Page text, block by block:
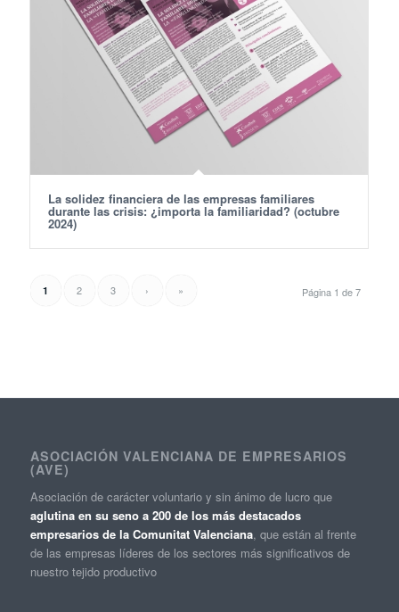
La solidez financiera de las empresas familiares
durante las crisis: ¿importa la familiaridad? (octubre
2024)
Página 1 de 7
1 2 3 › »
ASOCIACIÓN VALENCIANA DE EMPRESARIOS
(AVE)
Asociación de carácter voluntario y sin ánimo de lucro que
aglutina en su seno a 200 de los más destacados
empresarios de la Comunitat Valenciana, que están al frente
de las empresas líderes de los sectores más significativos de
nuestro tejido productivo